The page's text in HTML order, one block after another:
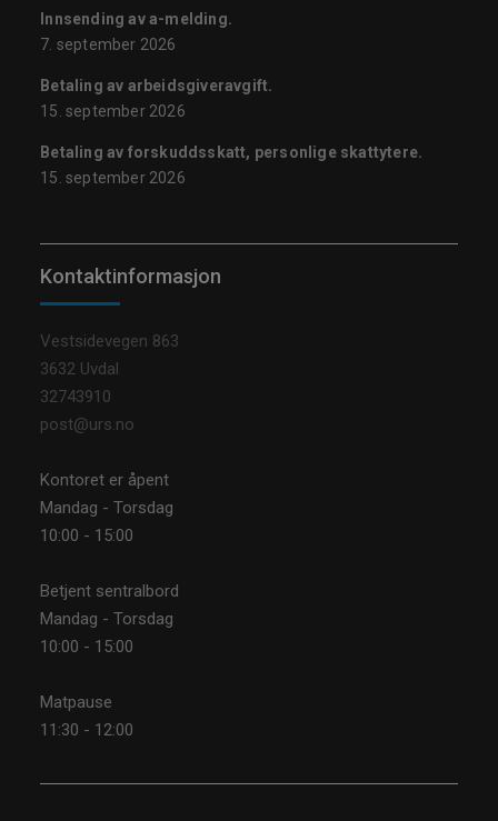
Innsending av a-melding.
7. september 2026
Betaling av arbeidsgiveravgift.
15. september 2026
Betaling av forskuddsskatt, personlige skattytere.
15. september 2026
Kontaktinformasjon
Vestsidevegen 863
3632 Uvdal
32743910
post@urs.no
Kontoret er åpent
Mandag - Torsdag
10:00 - 15:00
Betjent sentralbord
Mandag - Torsdag
10:00 - 15:00
Matpause
11:30 - 12:00